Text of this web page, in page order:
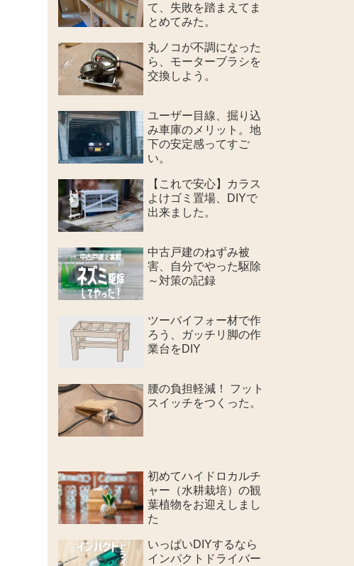
て、失敗を踏まえてま
とめてみた。
丸ノコが不調になった
ら、モーターブラシを
交換しよう。
ユーザー目線、掘り込
み車庫のメリット。地
下の安定感ってすご
い。
【これで安心】カラス
よけゴミ置場、DIYで
出来ました。
中古戸建のねずみ被
害、自分でやった駆除
～対策の記録
ツーバイフォー材で作
ろう、ガッチリ脚の作
業台をDIY
腰の負担軽減！ フット
スイッチをつくった。
初めてハイドロカルチ
ャー（水耕栽培）の観
葉植物をお迎えしまし
た
いっぱいDIYするなら
インパクトドライバー